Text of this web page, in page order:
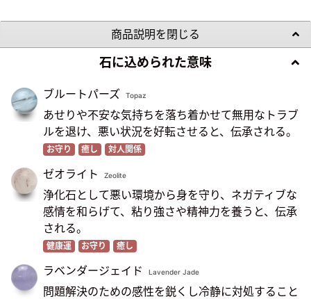
商品説明を閉じる
石に込められた意味
ブルートパーズ Topaz
あせりや不安な気持ちを落ち着かせて無用なトラブ
ルを退け、悪い状況を好転させると、伝承される。
お守り 癒し 対人関係
ゼオライト Zeolite
浄化石として悪い環境から身を守り、ネガティブな
感情を和らげて、粘り強さや精神力を養うと、伝承
される。
健康運 お守り 癒し
ラベンダージェイド Lavender Jade
問題解決のための感性を鋭くし冷静に対処すること